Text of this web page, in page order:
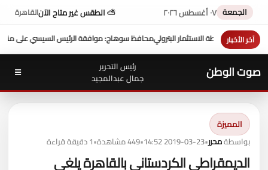
الجمعة ٠٧ أغسطس ٢٠٢٦ ⛅ الطقس غير متاح الآنالقاهرة
آخر الأخبار
محافظ سوهاج: موافقة الرئيس السيسي على منحة 10 ملايين دولار تعزز التنمية بالمحافظة
صوت الوطن
رئيس التحرير
جمال عبدالمجيد
☰
المميزة
بواسطةمحرر•
2019-03-23 14:52
•449 مشاهدة •1 دقيقة قراءة
الديمقراطى الكردستانى بالقاهرة يلغى